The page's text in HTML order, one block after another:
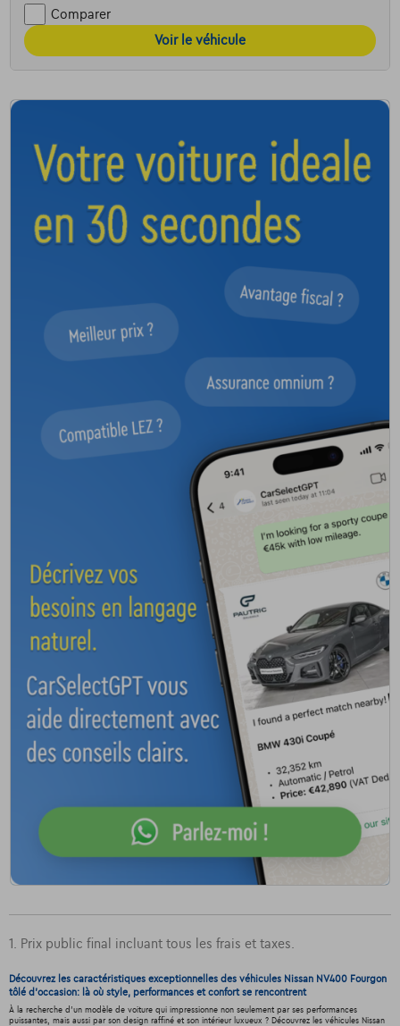
Comparer
Voir le véhicule
1. Prix public final incluant tous les frais et taxes.
Découvrez les caractéristiques exceptionnelles des véhicules Nissan NV400 Fourgon
tôlé d'occasion: là où style, performances et confort se rencontrent
À la recherche d'un modèle de voiture qui impressionne non seulement par ses performances
puissantes, mais aussi par son design raffiné et son intérieur luxueux ? Découvrez les véhicules Nissan